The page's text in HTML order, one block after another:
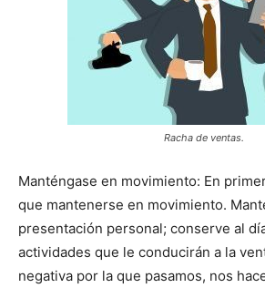
Racha de ventas.
Manténgase en movimiento: En
que mantenerse en movimiento.
presentación personal; conserve al
actividades que le conducirán a la
negativa por la que pasamos, nos